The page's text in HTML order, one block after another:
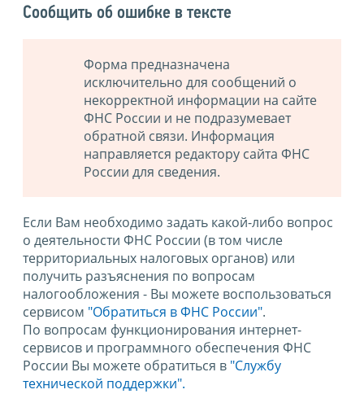
Сообщить об ошибке в тексте
Форма предназначена
исключительно для сообщений о
некорректной информации на сайте
ФНС России и не подразумевает
обратной связи. Информация
направляется редактору сайта ФНС
России для сведения.
Если Вам необходимо задать какой-либо вопрос
о деятельности ФНС России (в том числе
территориальных налоговых органов) или
получить разъяснения по вопросам
налогообложения - Вы можете воспользоваться
сервисом "Обратиться в ФНС России".
По вопросам функционирования интернет-
сервисов и программного обеспечения ФНС
России Вы можете обратиться в "Службу
технической поддержки".